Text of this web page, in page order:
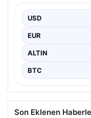
Çalhanoğlu,
etti. Fenerbahçe’nin…
USD
EUR
ALTIN
BTC
Son Eklenen